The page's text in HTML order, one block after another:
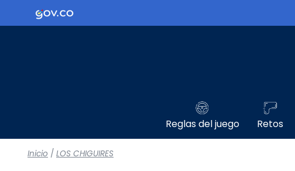
Logo Gobierno de Colombia
Reglas del juego Retos
Inicio / LOS CHIGUIRES